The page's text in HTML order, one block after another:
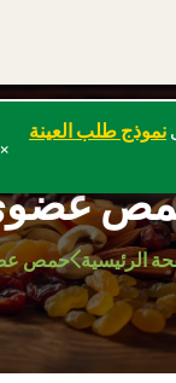
نموذج طلب العينة
×
حمص الرئيسية